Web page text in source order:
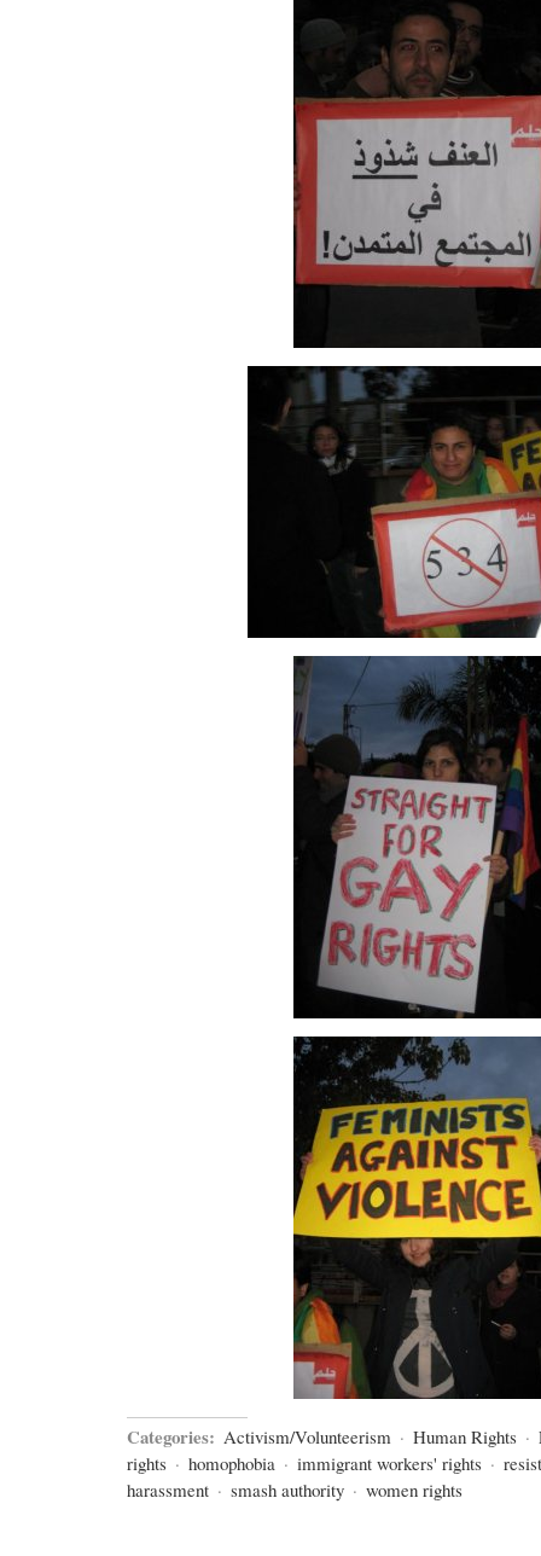
Categories: Activism/Volunteerism · Human Rights ·
rights · homophobia · immigrant workers' rights ·
harassment · smash authority · women rights